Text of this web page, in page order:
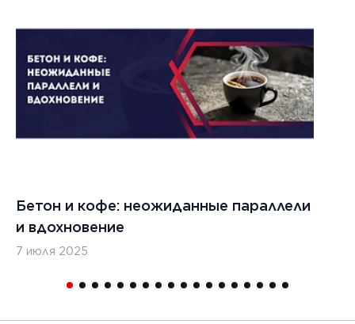
1
Бетон и кофе: неожиданные параллели
и вдохновение
7 июля 2025